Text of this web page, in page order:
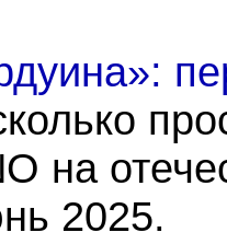
на
2025.